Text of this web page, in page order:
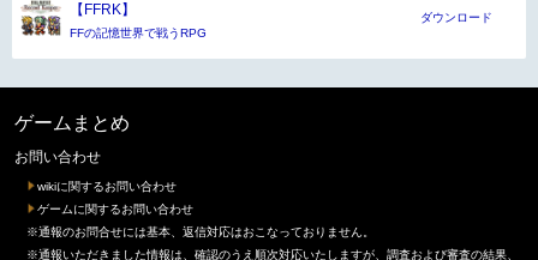
【FFRK】
FFの記憶世界で戦うRPG
ダウンロード
ゲームまとめ
お問い合わせ
wikiに関するお問い合わせ
ゲームに関するお問い合わせ
※通報のお問合せには基本、返信対応はおこなっておりません。
※通報いただきました情報は、確認のうえ順次対応いたしますが、調査および審査の結果、